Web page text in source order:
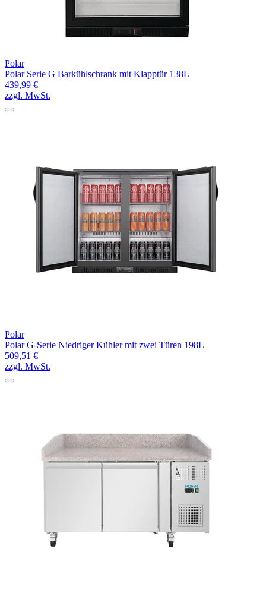
Polar
Polar Serie G Barkühlschrank mit Klapptür 138L
439,99 €
zzgl. MwSt.
Polar
Polar G-Serie Niedriger Kühler mit zwei Türen 198L
509,51 €
zzgl. MwSt.